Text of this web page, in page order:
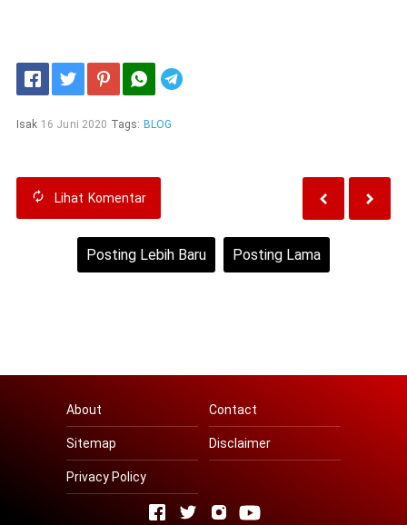
Isak 16 Juni 2020 Tags: BLOG
Lihat Komentar
Posting Lebih Baru Posting Lama
About Contact
Sitemap Disclaimer
Privacy Policy